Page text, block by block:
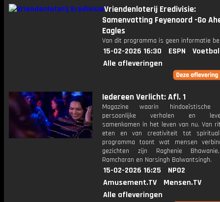
Vriendenloterij Eredivisie:
Samenvatting Feyenoord -Go
Eagles
Van dit programma is geen informatie
15-02-2026 16:30 ESPN
Alle afleveringen
Iedereen Verlicht: Afl. 1
Magazine waarin hindoeïstische
persoonlijke verhalen en
samenkomen in het leven van nu. Van
eten en van creativiteit tot
programma toont wat mensen
gezichten zijn Raghenie
Ramcharan en Narsingh Balwantsingh.
15-02-2026 16:25
NPO2
Amusement.TV
Mensen.TV
Alle afleveringen